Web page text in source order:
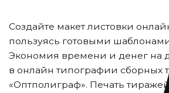
Создайте макет листовки
пользуясь готовыми
Экономия времени и денег на
в онлайн типографии сборных
«Оптполиграф». Печать